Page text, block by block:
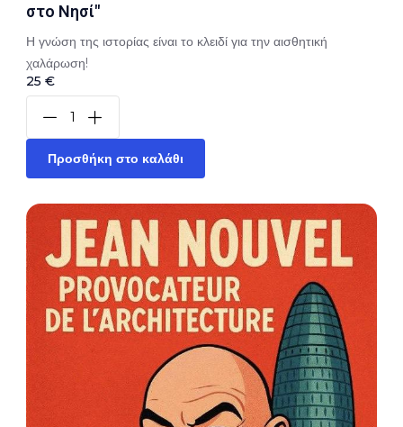
στο Νησί"
Η γνώση της ιστορίας είναι το κλειδί για την αισθητική
χαλάρωση!
25 €
Προσθήκη στο καλάθι